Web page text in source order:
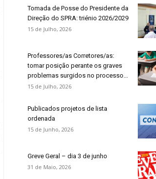
Tomada de Posse do Presidente da
Direção do SPRA: triénio 2026/2029
15 de Julho, 2026
Professores/as Corretores/as:
tomar posição perante os graves
problemas surgidos no processo...
15 de Julho, 2026
Publicados projetos de lista
ordenada
15 de Junho, 2026
Greve Geral – dia 3 de junho
31 de Maio, 2026